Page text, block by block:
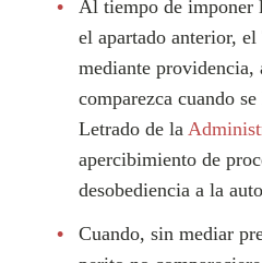
Al tiempo de imponer
el apartado anterior,
mediante providencia,
comparezca cuando
Letrado de la
apercibimiento de
desobediencia a la
Cuando, sin mediar